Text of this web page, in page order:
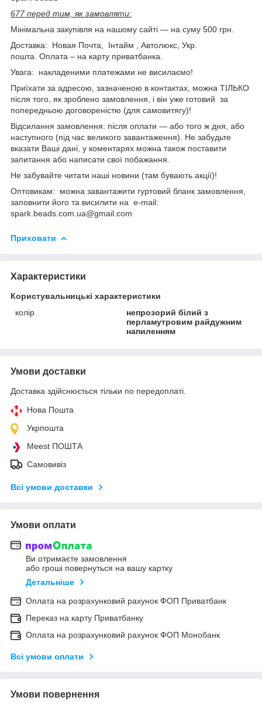
677 перед тим, як замовляти:
Мінімальна закупівля на нашому сайті — на суму 500 грн.
Доставка: Новая Почта, Інтайм , Автолюкс, Укр.
пошта. Оплата – на карту приватбанка.
Увага: накладеними платежами не висилаємо!
Приїхати за адресою, зазначеною в контактах, можна ТІЛЬКО
після того, як зроблено замовлення, і він уже готовий за
попередньою договореністю (для самовитягу)!
Відсилання замовлення: після оплати — або того ж дня, або
наступного (під час великого завантаження). Не забудьте
вказати Ваші дані, у коментарях можна також поставити
запитання або написати свої побажання.
Не забувайте читати наші новини (там бувають акції)!
Оптовикам: можна завантажити гуртовий бланк замовлення,
заповнити його та висилити на e-mail:
spark.beads.com.ua@gmail.com
Приховати
Характеристики
Користувальницькі характеристики
колір
непрозорий білий з
перламутровим райдужним
напиленням
Умови доставки
Доставка здійснюється тільки по передоплаті.
Нова Пошта
Укрпошта
Meest ПОШТА
Самовивіз
Всі умови доставки
Умови оплати
Ви отримаєте замовлення
або гроші повернуться на вашу картку
Детальніше
Оплата на розрахунковий рахунок ФОП Приватбанк
Переказ на карту Приватбанку
Оплата на розрахунковий рахунок ФОП Монобанк
Всі умови оплати
Умови повернення